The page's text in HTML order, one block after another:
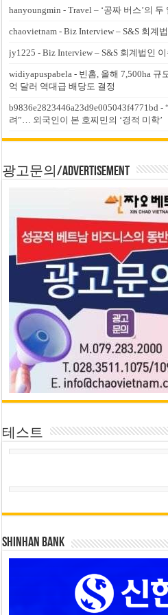
hanyoungmin -Travel – ‘공짜 버스’의
chaovietnam -Biz Interview – S&S 회계
jy1225 -Biz Interview – S&S 회계법인
widiyapuspabela - 빈홈, 올해 7,500ha 규
억 달러 역대급 배당도 결정
b9836e2823446a23d9e005043f4771bd -
려”… 외국인이 본 호찌민의 ‘경적 미학’
광고문의/Advertisement
테스트
SHINHAN BANK